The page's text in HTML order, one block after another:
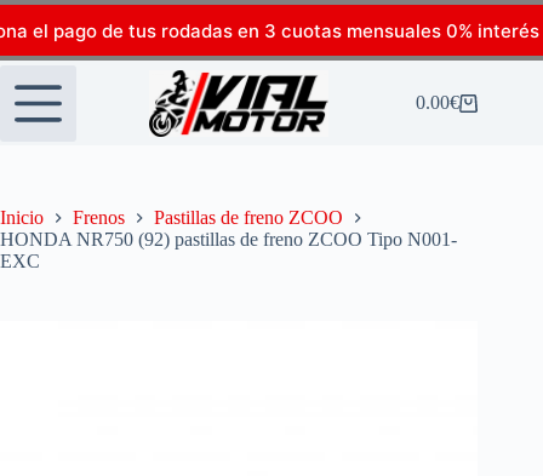
el pago de tus rodadas en 3 cuotas mensuales 0% interés
0.00€
Inicio Frenos
Pastillas de freno ZCOO
HONDA NR750 (92) pastillas de freno ZCOO Tipo N001-
EXC